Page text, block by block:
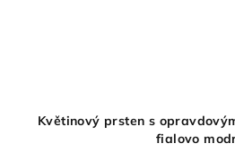
Květinový prsten s
fialovo